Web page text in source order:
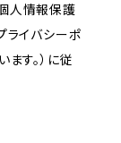
人情報保護
ライバシーポ
ます。）に従